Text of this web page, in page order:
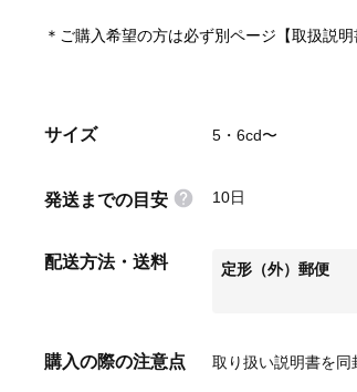
＊ご購入希望の方は必ず別ページ【取扱説
サイズ 5・6cd〜
発送までの目安 10日
配送方法・送料 定形（外）郵便
購入の際の注意点 取り扱い説明書を